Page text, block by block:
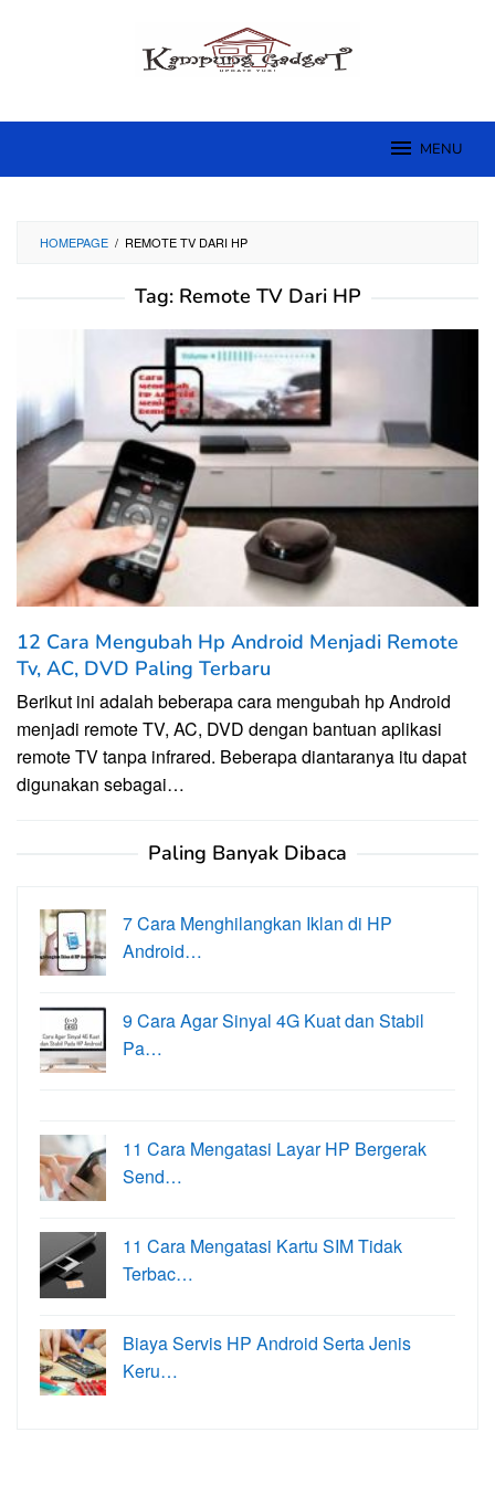
MENU
HOMEPAGE / REMOTE TV DARI HP
Tag: Remote TV Dari HP
12 Cara Mengubah Hp Android Menjadi Remote
Tv, AC, DVD Paling Terbaru
Berikut ini adalah beberapa cara mengubah hp Android
menjadi remote TV, AC, DVD dengan bantuan aplikasi
remote TV tanpa infrared. Beberapa diantaranya itu dapat
digunakan sebagai…
Paling Banyak Dibaca
7 Cara Menghilangkan Iklan di HP
Android…
9 Cara Agar Sinyal 4G Kuat dan Stabil
Pa…
11 Cara Mengatasi Layar HP Bergerak
Send…
11 Cara Mengatasi Kartu SIM Tidak
Terbac…
Biaya Servis HP Android Serta Jenis
Keru…